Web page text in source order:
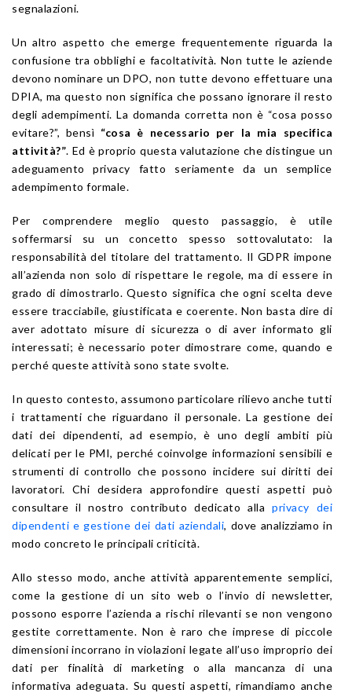
segnalazioni.
Un altro aspetto che emerge frequentemente riguarda la
confusione tra obblighi e facoltatività. Non tutte le aziende
devono nominare un DPO, non tutte devono effettuare una
DPIA, ma questo non significa che possano ignorare il resto
degli adempimenti. La domanda corretta non è “cosa posso
evitare?”, bensì “cosa è necessario per la mia specifica
attività?”. Ed è proprio questa valutazione che distingue un
adeguamento privacy fatto seriamente da un semplice
adempimento formale.
Per comprendere meglio questo passaggio, è utile
soffermarsi su un concetto spesso sottovalutato: la
responsabilità del titolare del trattamento. Il GDPR impone
all’azienda non solo di rispettare le regole, ma di essere in
grado di dimostrarlo. Questo significa che ogni scelta deve
essere tracciabile, giustificata e coerente. Non basta dire di
aver adottato misure di sicurezza o di aver informato gli
interessati; è necessario poter dimostrare come, quando e
perché queste attività sono state svolte.
In questo contesto, assumono particolare rilievo anche tutti
i trattamenti che riguardano il personale. La gestione dei
dati dei dipendenti, ad esempio, è uno degli ambiti più
delicati per le PMI, perché coinvolge informazioni sensibili e
strumenti di controllo che possono incidere sui diritti dei
lavoratori. Chi desidera approfondire questi aspetti può
consultare il nostro contributo dedicato alla privacy dei
dipendenti e gestione dei dati aziendali, dove analizziamo in
modo concreto le principali criticità.
Allo stesso modo, anche attività apparentemente semplici,
come la gestione di un sito web o l’invio di newsletter,
possono esporre l’azienda a rischi rilevanti se non vengono
gestite correttamente. Non è raro che imprese di piccole
dimensioni incorrano in violazioni legate all’uso improprio dei
dati per finalità di marketing o alla mancanza di una
informativa adeguata. Su questi aspetti, rimandiamo anche